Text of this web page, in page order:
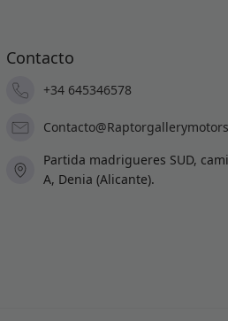
Contacto
+34 645346578
Partida madrigueres SUD,
A, Denia (Alicante).